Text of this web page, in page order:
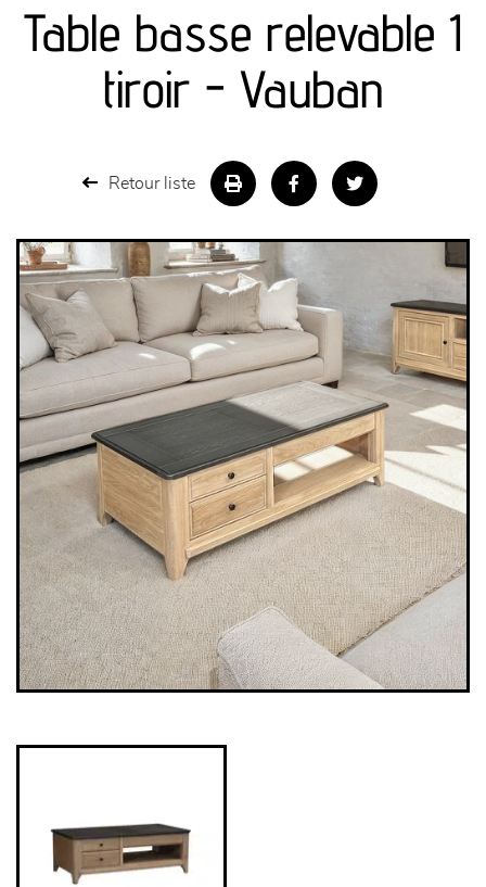
séjours
meubles de complément
décoration
Table basse relevable 1
tiroir - Vauban
Retour liste